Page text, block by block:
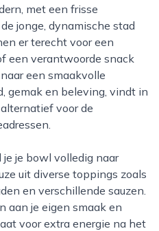
met een frisse
jonge, dynamische stad
er terecht voor een
een verantwoorde snack
een smaakvolle
gemak en beleving, vindt in
voor de
uit diverse toppings zoals
en verschillende sauzen.
aan je eigen smaak en
voor extra energie na het